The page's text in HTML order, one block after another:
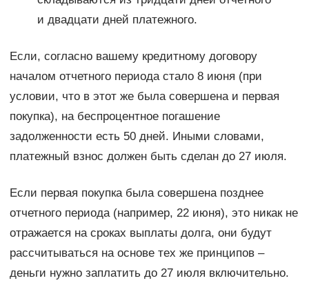
и двадцати дней платежного.
Если, согласно вашему кредитному договору
началом отчетного периода стало 8 июня (при
условии, что в этот же была совершена и первая
покупка), на беспроцентное погашение
задолженности есть 50 дней. Иными словами,
платежный взнос должен быть сделан до 27 июля.
Если первая покупка была совершена позднее
отчетного периода (например, 22 июня), это никак не
отражается на сроках выплаты долга, они будут
рассчитываться на основе тех же принципов –
деньги нужно заплатить до 27 июля включительно.